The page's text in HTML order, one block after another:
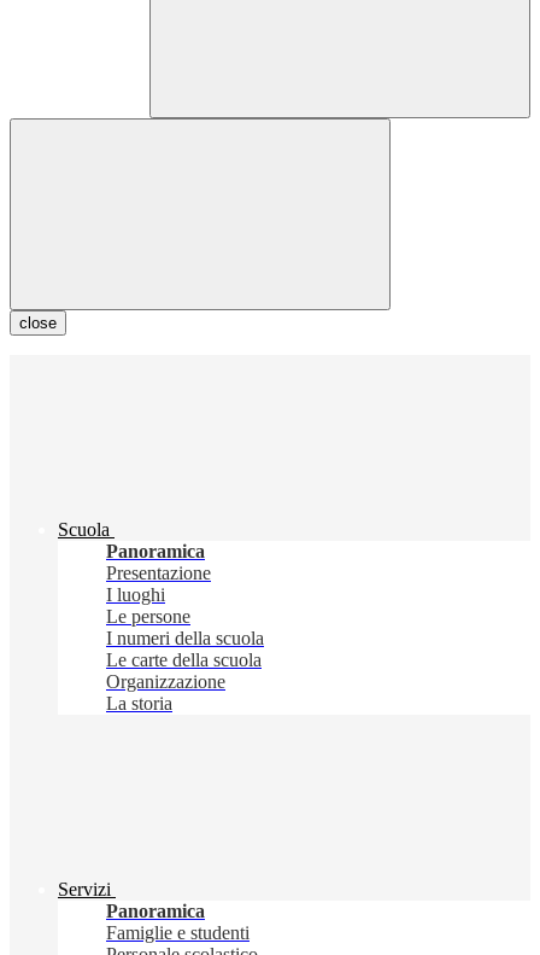
close
Scuola
Panoramica
Presentazione
I luoghi
Le persone
I numeri della scuola
Le carte della scuola
Organizzazione
La storia
Servizi
Panoramica
Famiglie e studenti